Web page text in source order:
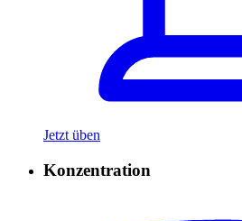
Jetzt üben
Konzentration